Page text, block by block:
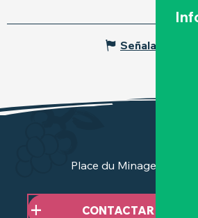
Señalar un
Place du Minage -
CONTACTAR CON